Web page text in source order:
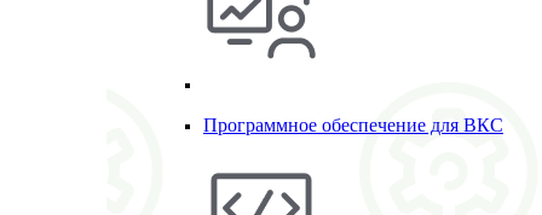
Программное обеспечение для ВКС